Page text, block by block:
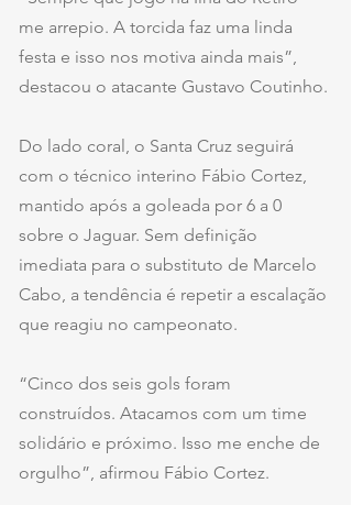
me arrepio. A torcida faz uma linda
festa e isso nos motiva ainda mais”,
destacou o atacante Gustavo Coutinho.
Do lado coral, o Santa Cruz seguirá
com o técnico interino Fábio Cortez,
mantido após a goleada por 6 a 0
sobre o Jaguar. Sem definição
imediata para o substituto de Marcelo
Cabo, a tendência é repetir a escalação
que reagiu no campeonato.
“Cinco dos seis gols foram
construídos. Atacamos com um time
solidário e próximo. Isso me enche de
orgulho”, afirmou Fábio Cortez.